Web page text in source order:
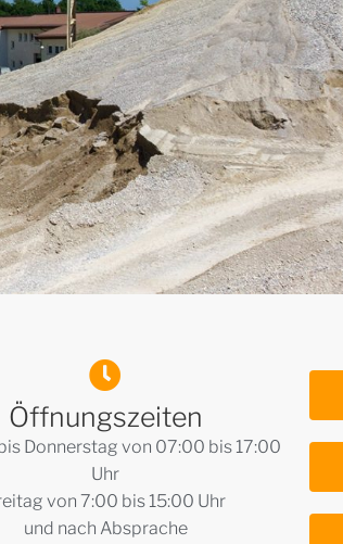
Öffnungszeiten
Donnerstag von 07:00 bis 17:00
Uhr
von 7:00 bis 15:00 Uhr
und nach Absprache